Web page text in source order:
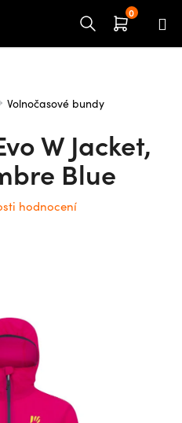
Volnočasové bundy
W Jacket,
Blue
hodnocení